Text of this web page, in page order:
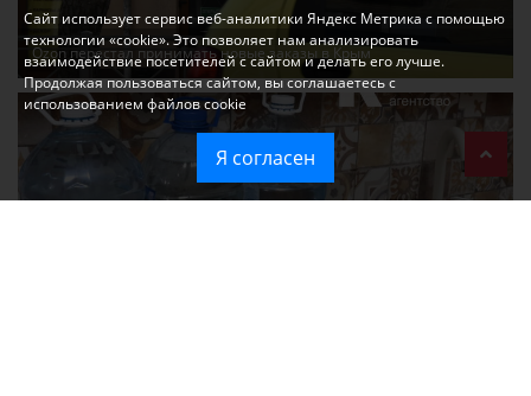
Ozon перестал принимать новые заказы в Крым
Сайт использует сервис веб-аналитики Яндекс Метрика с помощью
технологии «cookie». Это позволяет нам анализировать
взаимодействие посетителей с сайтом и делать его лучше.
Продолжая пользоваться сайтом, вы соглашаетесь с
использованием файлов cookie
Я согласен